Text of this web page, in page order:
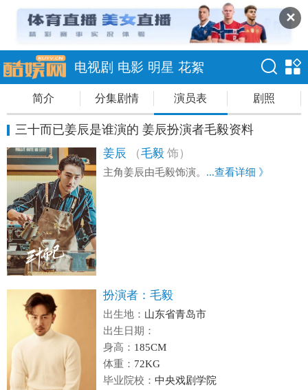
✕
电视剧 电影 明星 花絮
简介 分集剧情 演员表 剧照
三十而已姜辰是谁演的 姜辰扮演者毛毅资料
姜辰 （毛毅 饰）
主角姜辰由毛毅饰演。 ...查看详细 》
扮演者： 毛毅
出生地： 山东省青岛市
出生日期：
身高： 185CM
体重： 72KG
毕业院校： 中央戏剧学院